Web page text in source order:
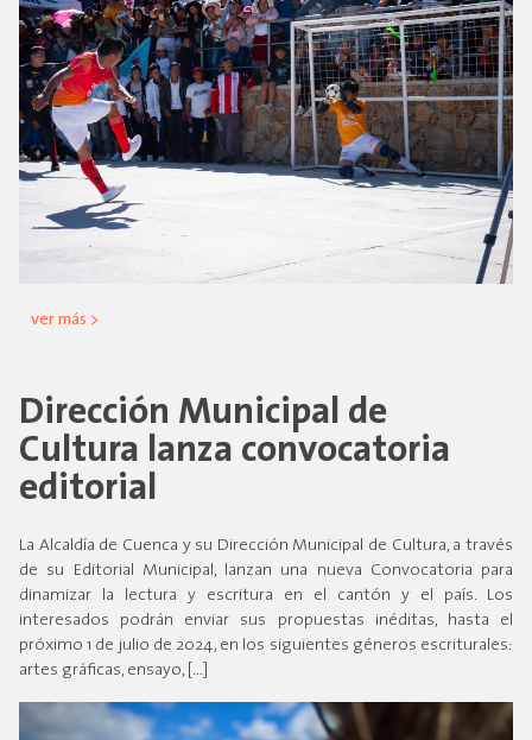
ver más >
Dirección Municipal de
Cultura lanza convocatoria
editorial
La Alcaldía de Cuenca y su Dirección Municipal de Cultura, a través
de su Editorial Municipal, lanzan una nueva Convocatoria para
dinamizar la lectura y escritura en el cantón y el país. Los
interesados podrán enviar sus propuestas inéditas, hasta el
próximo 1 de julio de 2024, en los siguientes géneros escriturales:
artes gráficas, ensayo, […]